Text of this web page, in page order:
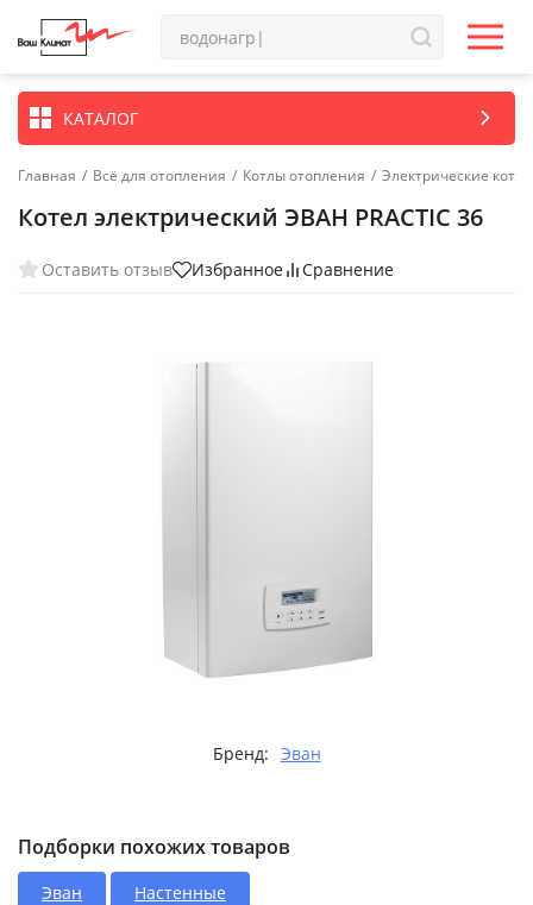
КАТАЛОГ
Главная / Всё для отопления / Котлы отопления / Электрические котлы
Котел электрический ЭВАН PRACTIC 36
Оставить отзыв Избранное Сравнение
Бренд: Эван
Подборки похожих товаров
Эван Настенные